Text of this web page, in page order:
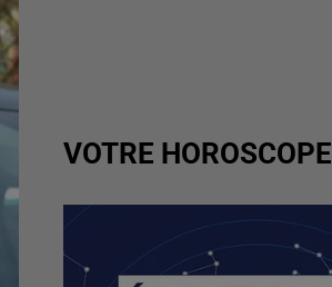
VOTRE HOROSCOPE